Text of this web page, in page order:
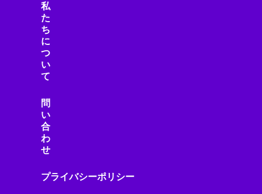
私
た
ち
に
つ
い
て
問
い
合
わ
せ
プライバシーポリシー